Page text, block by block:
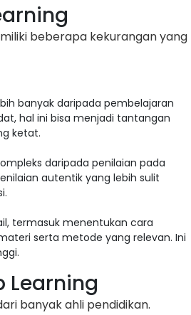
beberapa kekurangan yang
banyak daripada pembelajaran
hal ini bisa menjadi tantangan
ketat.
daripada penilaian pada
autentik yang lebih sulit
termasuk menentukan cara
serta metode yang relevan. Ini
Learning
banyak ahli pendidikan.